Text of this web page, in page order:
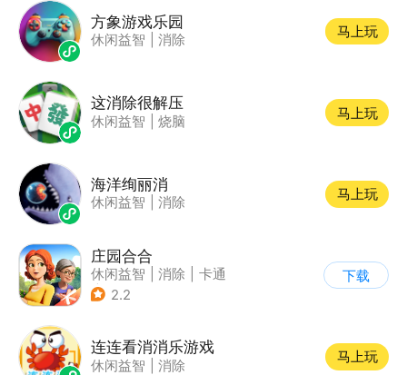
方象游戏乐园
休闲益智 消除
马上玩
这消除很解压
休闲益智 烧脑
马上玩
海洋绚丽消
休闲益智 消除
马上玩
庄园合合
休闲益智 消除
卡通
| 腾讯
2.2
下载
连连看消消乐游戏
休闲益智 消除
马上玩